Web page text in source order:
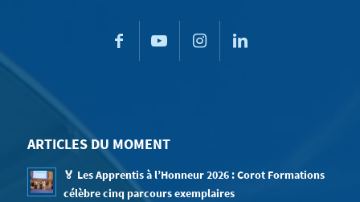
ARTICLES DU MOMENT
🏅 Les Apprentis à l’Honneur 2026 : Corot Formations
célèbre cinq parcours exemplaires